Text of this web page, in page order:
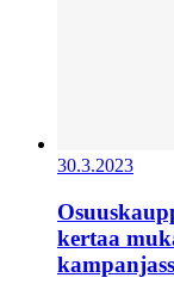
30.3.2023
kertaa